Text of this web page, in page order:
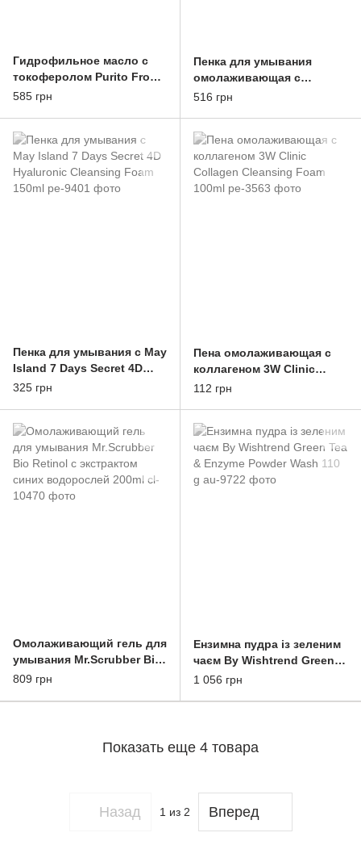
Гидрофильное масло с
токоферолом Purito From
Green Cleansing Oil (200ml)
585 грн
Пенка для умывания
омолаживающая с
коллагеном Etude House
516 грн
Пенка для умывания с May
Island 7 Days Secret 4D
Hyaluronic Cleansing Foam
325 грн
Пена омолаживающая с
коллагеном 3W Clinic
Collagen Cleansing Foam
112 грн
Омолаживающий гель для
умывания Mr.Scrubber Bio
Retinol с экстрактом синих
809 грн
Ензимна пудра із зеленим
чаєм By Wishtrend Green
Tea & Enzyme Powder Wash
1 056 грн
Показать еще 4 товара
Назад 1 из 2 Вперед